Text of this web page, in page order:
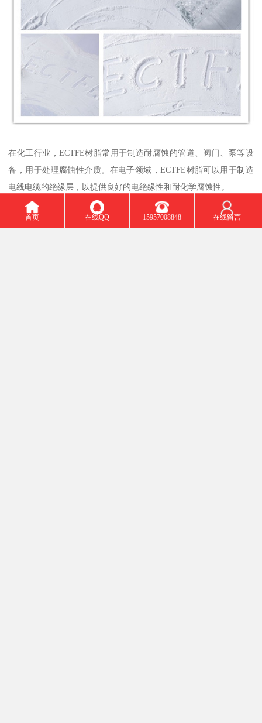
在化工行业，ECTFE树脂常用于制造耐腐蚀的管道、阀门、泵等设
备，用于处理腐蚀性介质。在电子领域，ECTFE树脂可以用于制造
电线电缆的绝缘层，以提供良好的电绝缘性和耐化学腐蚀性。
首页 在线QQ 15957008848 在线留言